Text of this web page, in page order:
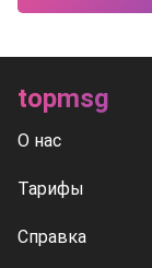
topmsg
О нас
Тарифы
Справка